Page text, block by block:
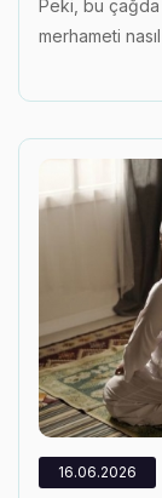
Peki, bu çağda
merhameti
16.06.2026